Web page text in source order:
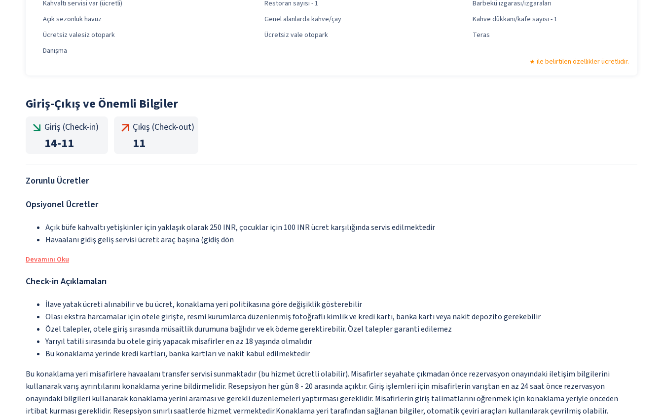
Kahvaltı servisi var (ücretli)
Restoran sayısı - 1
Barbekü ızgarası/ızgaraları
Açık sezonluk havuz
Genel alanlarda kahve/çay
Kahve dükkanı/kafe sayısı - 1
Ücretsiz valesiz otopark
Ücretsiz vale otopark
Teras
Danışma
ile belirtilen özellikler ücretlidir.
Giriş-Çıkış ve Önemli Bilgiler
Giriş (Check-in)
14-11
Çıkış (Check-out)
11
Zorunlu Ücretler
Opsiyonel Ücretler
Açık büfe kahvaltı yetişkinler için yaklaşık olarak 250 INR, çocuklar için 100 INR ücret karşılığında servis edilmektedir
Havaalanı gidiş geliş servisi ücreti: araç başına (gidiş dön
Devamını Oku
Check-in Açıklamaları
İlave yatak ücreti alınabilir ve bu ücret, konaklama yeri politikasına göre değişiklik gösterebilir
Olası ekstra harcamalar için otele girişte, resmi kurumlarca düzenlenmiş fotoğraflı kimlik ve kredi kartı, banka kartı veya nakit depozito gerekebilir
Özel talepler, otele giriş sırasında müsaitlik durumuna bağlıdır ve ek ödeme gerektirebilir. Özel talepler garanti edilemez
Yarıyıl tatili sırasında bu otele giriş yapacak misafirler en az 18 yaşında olmalıdır
Bu konaklama yerinde kredi kartları, banka kartları ve nakit kabul edilmektedir
Bu konaklama yeri misafirlere havaalanı transfer servisi sunmaktadır (bu hizmet ücretli olabilir). Misafirler seyahate çıkmadan önce rezervasyon onayındaki iletişim bilgilerini
kullanarak varış ayrıntılarını konaklama yerine bildirmelidir. Resepsiyon her gün 8 - 20 arasında açıktır. Giriş işlemleri için misafirlerin varıştan en az 24 saat önce rezervasyon
onayındaki bilgileri kullanarak konaklama yerini araması ve gerekli düzenlemeleri yaptırması gereklidir. Misafirlerin giriş talimatlarını öğrenmek için konaklama yeriyle önceden
irtibat kurması gereklidir. Resepsiyon sınırlı saatlerde hizmet vermektedir.Konaklama yeri tarafından sağlanan bilgiler, otomatik çeviri araçları kullanılarak çevrilmiş olabilir.